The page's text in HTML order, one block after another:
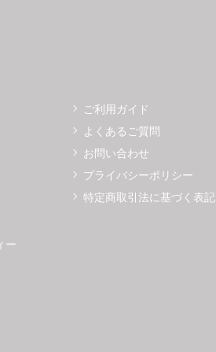
ー
ご利用ガイド
よくあるご質問
お問い合わせ
プライバシーポリシー
特定商取引法に基づく表記